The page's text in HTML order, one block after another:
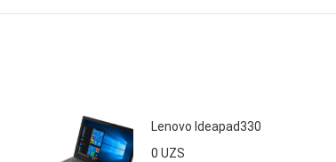
Lenovo Ideapad330
0 UZS